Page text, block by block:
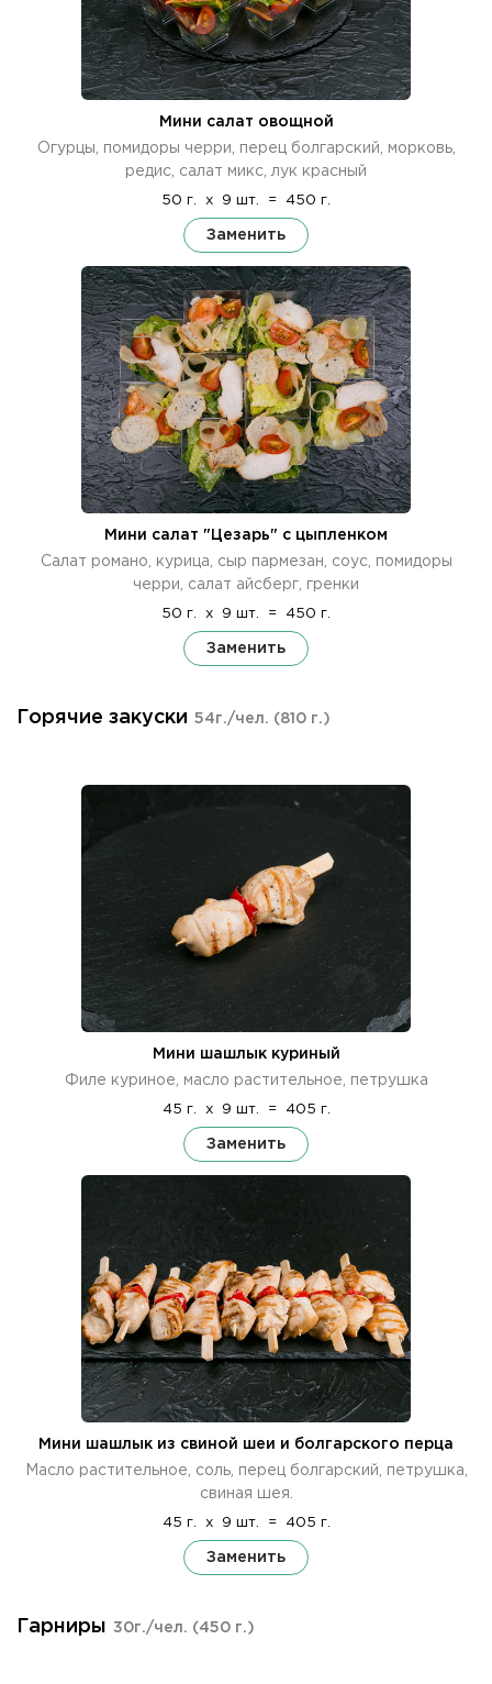
Мини салат овощной
Огурцы, помидоры черри, перец болгарский, морковь,
редис, салат микс, лук красный
50 г. x 9 шт. = 450 г.
Заменить
Мини салат "Цезарь" с цыпленком
Салат романо, курица, сыр пармезан, соус, помидоры
черри, салат айсберг, гренки
50 г. x 9 шт. = 450 г.
Заменить
Горячие закуски 54г./чел. (810 г.)
Мини шашлык куриный
Филе куриное, масло растительное, петрушка
45 г. x 9 шт. = 405 г.
Заменить
Мини шашлык из свиной шеи и болгарского перца
Масло растительное, соль, перец болгарский, петрушка,
свиная шея.
45 г. x 9 шт. = 405 г.
Заменить
Гарниры 30г./чел. (450 г.)